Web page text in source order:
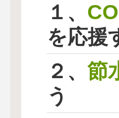
１、
を応援
２、 節
う